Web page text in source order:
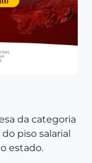
da categoria
piso salarial
estado.